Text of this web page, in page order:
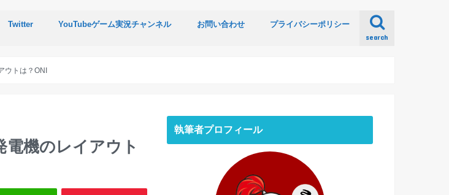
search
Twitter YouTubeゲーム実況チャンネル お問い合わせ プライバシーポリシー
ウトは？ONI
機のレイアウト
執筆者プロフィール